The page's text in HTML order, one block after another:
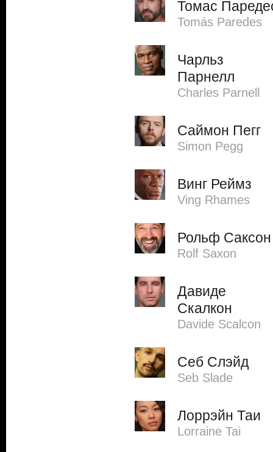
Томас
Tomás Paredes
Чарльз
Парнелл
Charles Parnell
Саймон Пегг
Simon Pegg
Винг Реймз
Ving Rhames
Рольф Саксон
Rolf Saxon
Давиде
Скалкон
Davide Scalcon
Себ Слэйд
Seb Slade
Лоррэйн Таи
Lorraine Tai